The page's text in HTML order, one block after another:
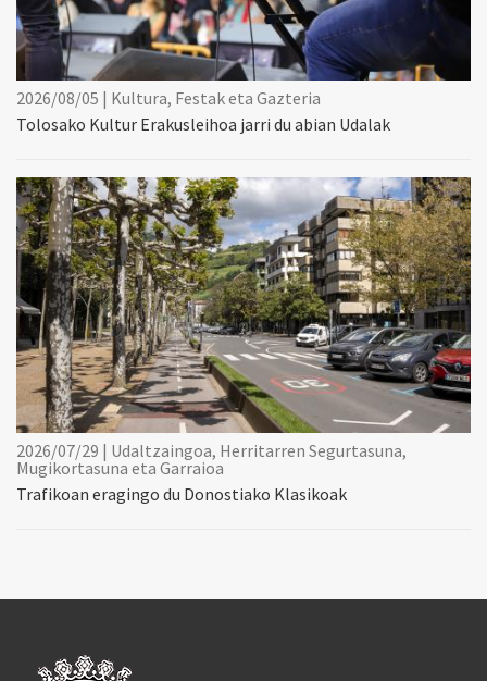
2026/08/05 | Kultura, Festak eta Gazteria
Tolosako Kultur Erakusleihoa jarri du abian Udalak
2026/07/29 | Udaltzaingoa, Herritarren Segurtasuna,
Mugikortasuna eta Garraioa
Trafikoan eragingo du Donostiako Klasikoak